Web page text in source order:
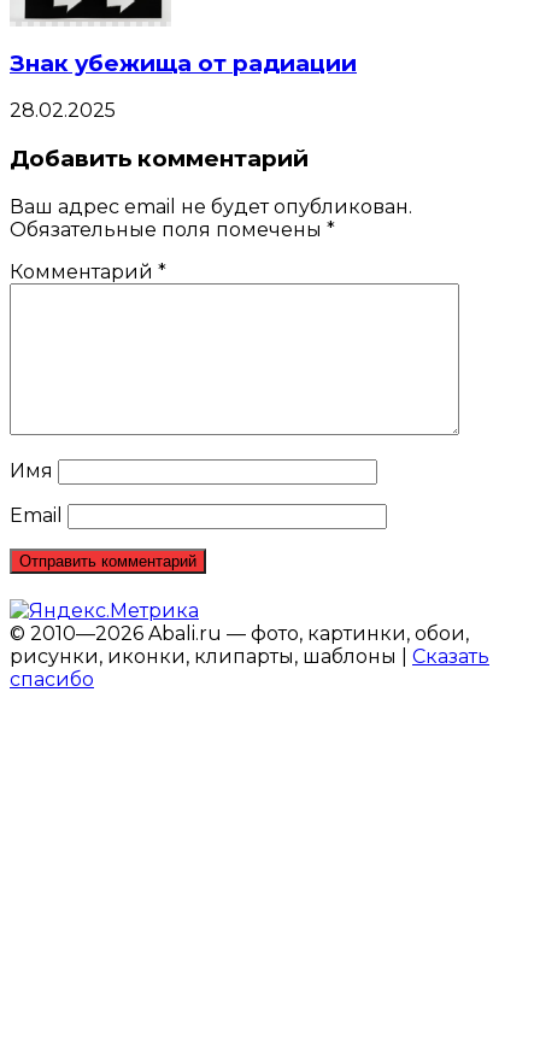
Знак убежища от радиации
28.02.2025
Добавить комментарий
Ваш адрес email не будет опубликован.
Обязательные поля помечены *
Комментарий *
Имя
Email
© 2010—2026 Abali.ru — фото, картинки, обои,
рисунки, иконки, клипарты, шаблоны | Сказать
спасибо